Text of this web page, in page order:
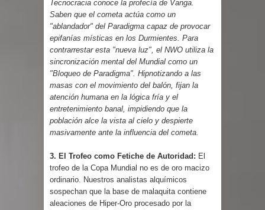
Tecnocracia conoce la profecía de Vanga.
Saben que el cometa actúa como un
"ablandador" del Paradigma capaz de provocar
epifanías místicas en los Durmientes. Para
contrarrestar esta "nueva luz", el NWO utiliza la
sincronización mental del Mundial como un
"Bloqueo de Paradigma". Hipnotizando a las
masas con el movimiento del balón, fijan la
atención humana en la lógica fría y el
entretenimiento banal, impidiendo que la
población alce la vista al cielo y despierte
masivamente ante la influencia del cometa.
3. El Trofeo como Fetiche de Autoridad: El
trofeo de la Copa Mundial no es de oro macizo
ordinario. Nuestros analistas alquímicos
sospechan que la base de malaquita contiene
aleaciones de Hiper-Oro procesado por la